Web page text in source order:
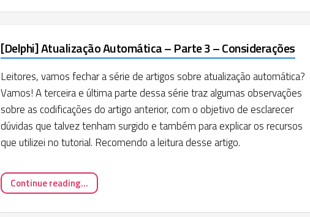
[Delphi] Atualização Automática – Parte 3 – Considerações
Leitores, vamos fechar a série de artigos sobre atualização automática?
Vamos! A terceira e última parte dessa série traz algumas observações
sobre as codificações do artigo anterior, com o objetivo de esclarecer
dúvidas que talvez tenham surgido e também para explicar os recursos
que utilizei no tutorial. Recomendo a leitura desse artigo.
Continue reading...